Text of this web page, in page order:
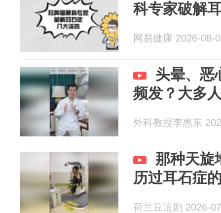
科专家破解
网易健康 2026-08-
头晕、恶
频发？大多
外科教授李惠东
那种天旋
历过耳石症
荷兰豆追剧 2026-